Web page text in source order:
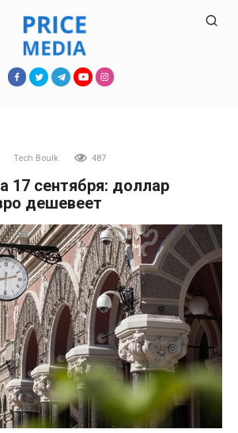
Tech Boulk 487
17 сентября: доллар
дешевеет